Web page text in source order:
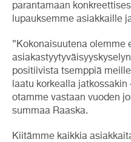
parantamaan
lupauksemme asiakkaille
”Kokonaisuutena olemme
positiivista tsemppiä
laatu korkealla
otamme vastaan vuoden
summaa Raaska.
Kiitämme kaikkia